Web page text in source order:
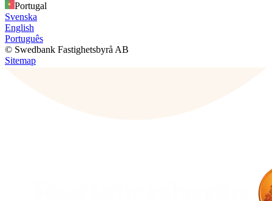
Portugal
Svenska
English
Português
© Swedbank Fastighetsbyrå AB
Sitemap